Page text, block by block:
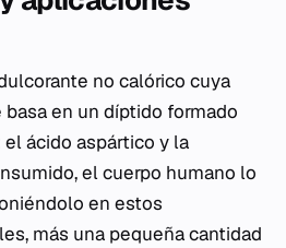
no calórico cuya
en un díptido formado
ácido aspártico y la
el cuerpo humano lo
en estos
más una pequeña cantidad